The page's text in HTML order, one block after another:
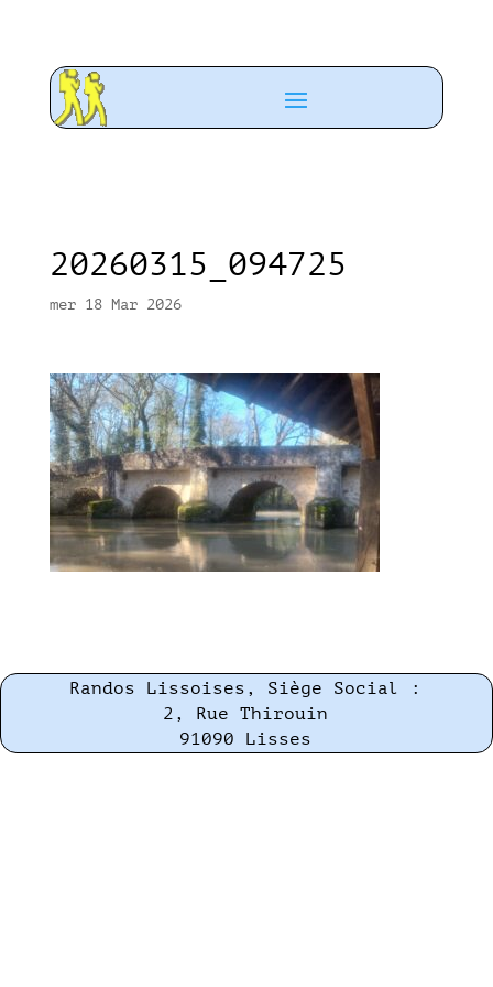
20260315_094725
mer 18 Mar 2026
Randos Lissoises, Siège Social :
2, Rue Thirouin
91090 Lisses